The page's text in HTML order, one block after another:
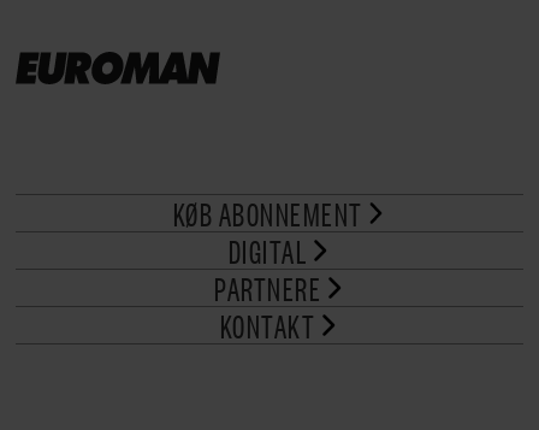
KØB ABONNEMENT
DIGITAL
PARTNERE
KONTAKT